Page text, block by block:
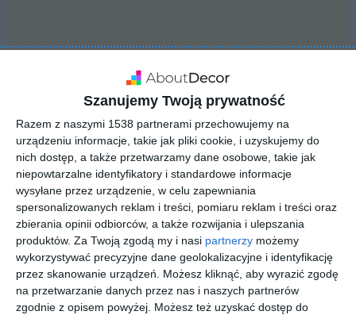
Szanujemy Twoją prywatność
Razem z naszymi 1538 partnerami przechowujemy na
urządzeniu informacje, takie jak pliki cookie, i uzyskujemy do
nich dostęp, a także przetwarzamy dane osobowe, takie jak
niepowtarzalne identyfikatory i standardowe informacje
wysyłane przez urządzenie, w celu zapewniania
spersonalizowanych reklam i treści, pomiaru reklam i treści oraz
zbierania opinii odbiorców, a także rozwijania i ulepszania
produktów. Za Twoją zgodą my i nasi partnerzy możemy
wykorzystywać precyzyjne dane geolokalizacyjne i identyfikację
przez skanowanie urządzeń. Możesz kliknąć, aby wyrazić zgodę
na przetwarzanie danych przez nas i naszych partnerów
zgodnie z opisem powyżej. Możesz też uzyskać dostęp do
INSPIRACJA
salon
duzy salon
AUTOR: FENGSUIHOME
DODAJ DO ULUBIONYCH